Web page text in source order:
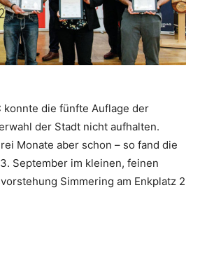
konnte die fünfte Auflage der
der Stadt nicht aufhalten.
Monate aber schon – so fand die
September im kleinen, ­feinen
Simmering am Enkplatz 2